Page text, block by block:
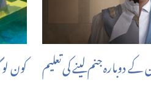
دوبارہ جنم لینے کی تعلیم کون